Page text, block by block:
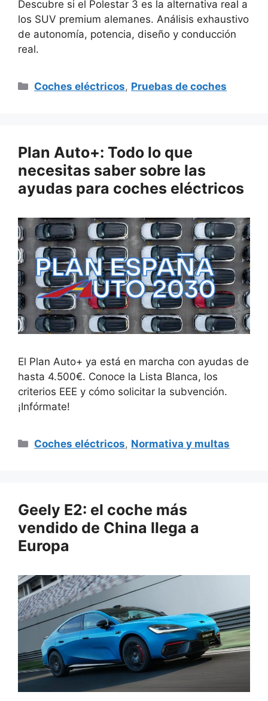
Descubre si el Polestar 3 es la alternativa real a
los SUV premium alemanes. Análisis exhaustivo
de autonomía, potencia, diseño y conducción
real.
Categorías
Coches eléctricos, Pruebas de coches
Plan Auto+: Todo lo que
necesitas saber sobre las
ayudas para coches eléctricos
El Plan Auto+ ya está en marcha con ayudas de
hasta 4.500€. Conoce la Lista Blanca, los
criterios EEE y cómo solicitar la subvención.
¡Infórmate!
Categorías
Coches eléctricos, Normativa y multas
Geely E2: el coche más
vendido de China llega a
Europa